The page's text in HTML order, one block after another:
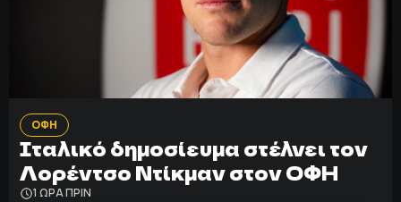
ΟΦΗ
Ιταλικό δημοσίευμα στέλνει τον
Λορέντσο Ντίκμαν στον ΟΦΗ
1 ΩΡΑ ΠΡΙΝ